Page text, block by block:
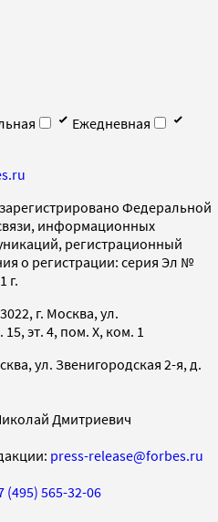
Ежедневная
Федеральной
информационных
регистрационный
о регистрации: серия Эл №
г.
г. Москва, ул.
эт. 4, пом. X, ком. 1
ул. Звенигородская 2-я, д.
Дмитриевич
press-release@forbes.ru
(495) 565-32-06